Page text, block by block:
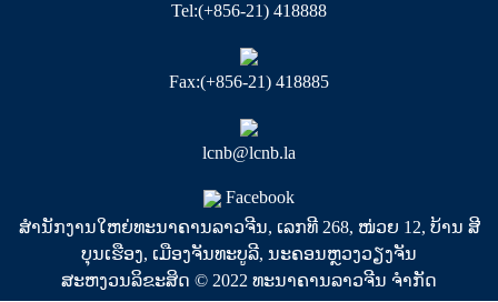
Tel:(+856-21) 418888
Fax:(+856-21) 418885
lcnb@lcnb.la
Facebook
ສຳນັກງານໃຫຍ່ທະນາຄານລາວຈີນ, ເລກທີ 268, ໜ່ວຍ 12, ບ້ານ ສີ
ບຸນເຮືອງ, ເມືອງຈັນທະບູລີ, ນະຄອນຫຼວງວຽງຈັນ
ສະຫງວນລິຂະສິດ © 2022 ທະນາຄານລາວຈີນ ຈໍາກັດ